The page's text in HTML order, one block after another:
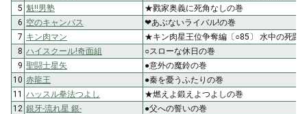
5 魁!!男塾
★戮家奥義に死角なしの巻
6 空のキャンバス
❤あぶないライバル!の巻
7 キン肉マン
★キン肉星王位争奪編〔○85〕 水中の死闘!!
8 ハイスクール!奇面組
○スローな休日の巻
9 聖闘士星矢
●意外の魔鈴の巻
10 赤龍王
●秦を憂うふたりの巻
11 ハッスル拳法つよし
★燃えよ鍛えよつよしの巻
12 銀牙-流れ星 銀-
●父への誓いの巻